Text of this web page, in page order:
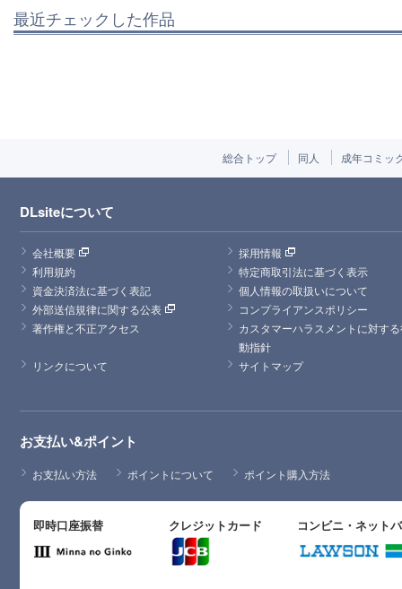
最近チェックした作品
総合トップ 同人 成年コミッ
DLsiteについて
会社概要
採用情報
利用規約
特定商取引法に基づく表示
資金決済法に基づく表記
個人情報の取扱いについて
外部送信規律に関する公表
コンプライアンスポリシー
著作権と不正アクセス
カスタマーハラスメントに対す
動指針
リンクについて
サイトマップ
お支払い&ポイント
お支払い方法 ポイントについて ポイント購入方法
即時口座振替 クレジットカード コンビニ・ネット